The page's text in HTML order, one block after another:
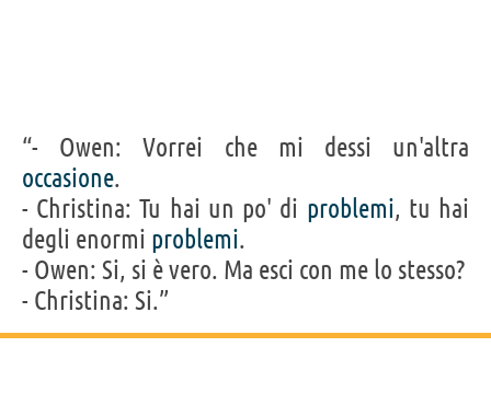
“- Owen: Vorrei che mi dessi un'altra
occasione.
- Christina: Tu hai un po' di problemi, tu hai
degli enormi problemi.
- Owen: Si, si è vero. Ma esci con me lo stesso?
- Christina: Si.”